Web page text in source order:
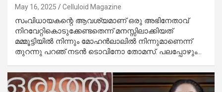
May 16, 2025 Celluloid Magazine
സംവിധായകന്റെ ആവശ്യമാണ് ഒരു അഭിനേതാവ്
നിറവേറ്റികൊടുക്കേണ്ടതെന്ന് മനസ്സിലാക്കിയത്
മമ്മൂട്ടിയിൽ നിന്നും മോഹൻലാലിൽ നിന്നുമാണെന്ന്
തുറന്നു പറഞ് നടൻ ടൊവിനോ തോമസ്. പലപ്പോഴും…